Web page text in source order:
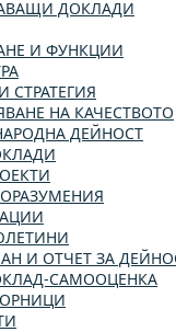
ДОКЛАДИ
И ФУНКЦИИ
СТРАТЕГИЯ
НА КАЧЕСТВОТО
ДЕЙНОСТ
И ОТЧЕТ ЗА
САМООЦЕНКА